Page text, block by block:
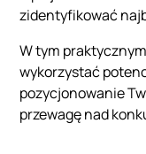
zidentyfikować
W tym
wykorzystać
pozycjonowanie
przewagę nad